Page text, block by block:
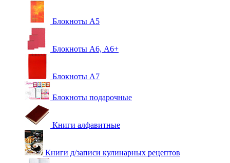
Блокноты А5
Блокноты А6, А6+
Блокноты А7
Блокноты подарочные
Книги алфавитные
Книги д/записи кулинарных рецептов